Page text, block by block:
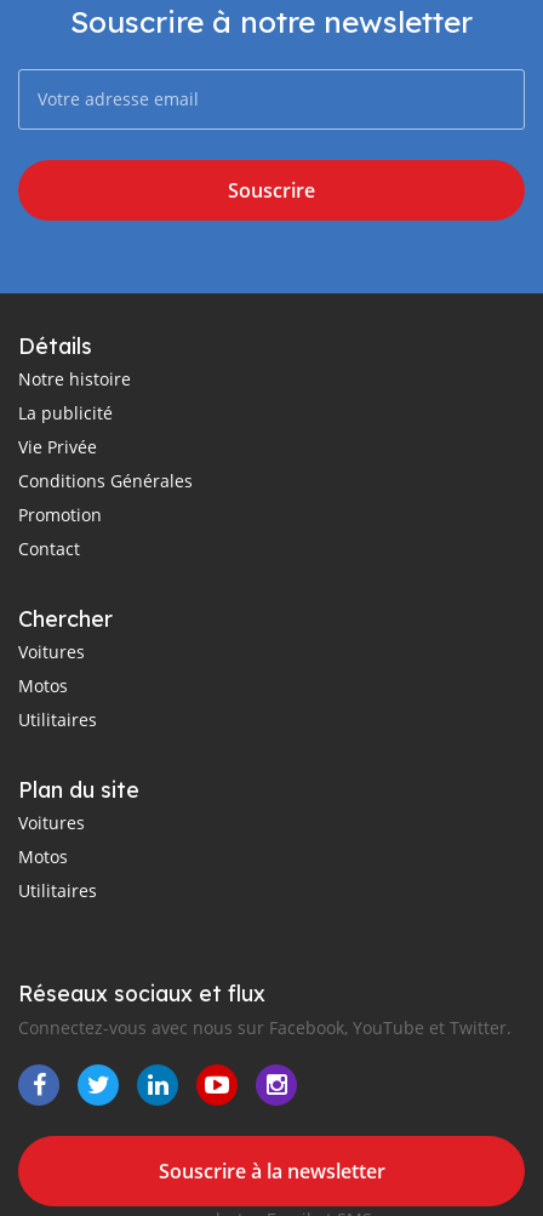
Souscrire à notre newsletter
Souscrire
Détails
Notre histoire
La publicité
Vie Privée
Conditions Générales
Promotion
Contact
Chercher
Voitures
Motos
Utilitaires
Plan du site
Voitures
Motos
Utilitaires
Réseaux sociaux et flux
Connectez-vous avec nous sur Facebook, YouTube et Twitter.
Souscrire à la newsletter